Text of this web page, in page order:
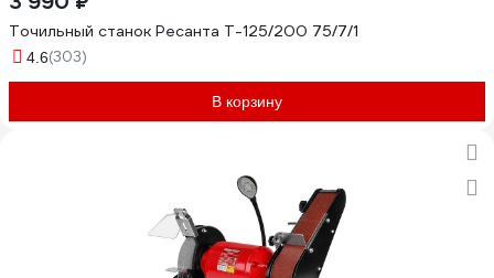
Точильный станок Ресанта Т-125/200 75/7/1
4.6(303)
В корзину